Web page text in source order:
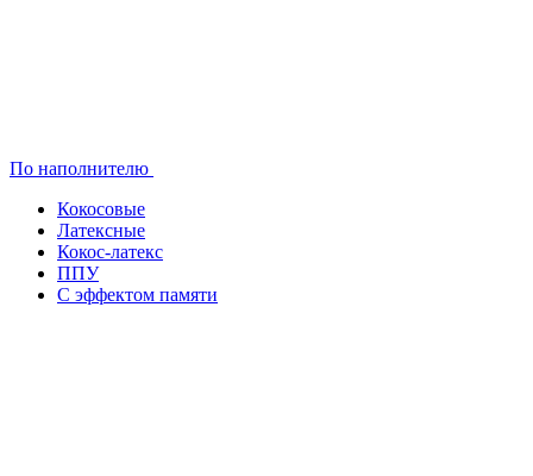
По наполнителю
Кокосовые
Латексные
Кокос-латекс
ППУ
С эффектом памяти